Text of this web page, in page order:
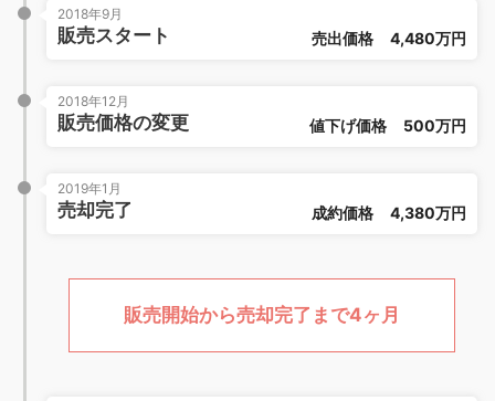
2018年9月
販売スタート 売出価格 4,480万円
2018年12月
販売価格の変更 値下げ価格 500万円
2019年1月
売却完了 成約価格 4,380万円
販売開始から売却完了まで4ヶ月